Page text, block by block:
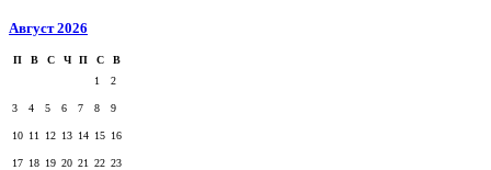
Август 2026
П В С Ч П С
В
1
2
3 4 5 6 7 8 9
10 11 12 13 14 15 16
17 18 19 20 21 22 23